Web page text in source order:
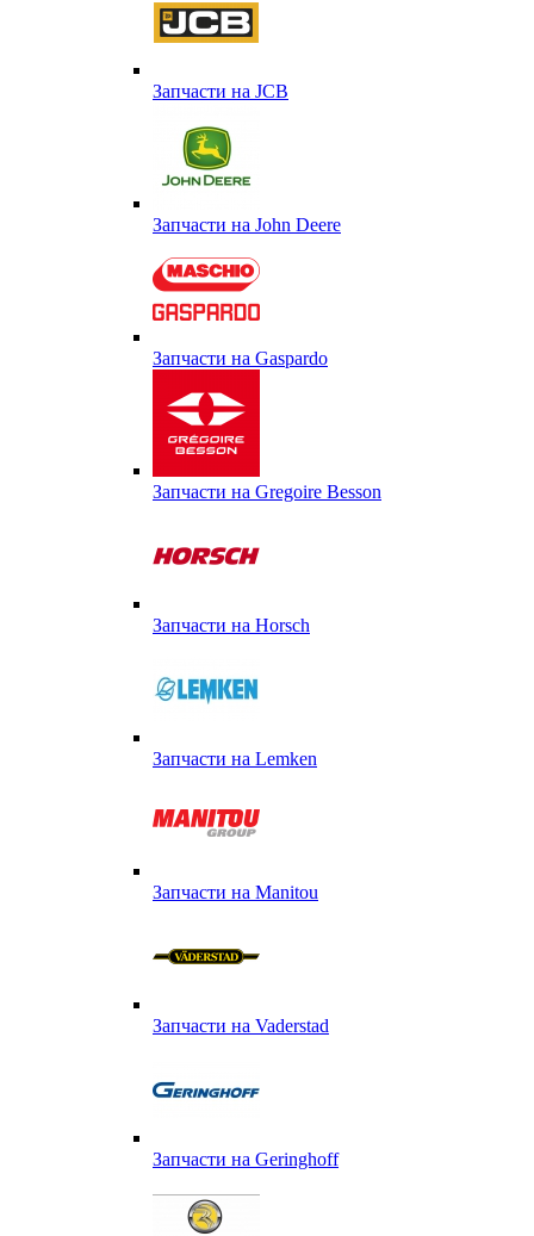
Запчасти на JCB
Запчасти на John Deere
Запчасти на Gaspardo
Запчасти на Gregoire Besson
Запчасти на Horsch
Запчасти на Lemken
Запчасти на Manitou
Запчасти на Vaderstad
Запчасти на Geringhoff